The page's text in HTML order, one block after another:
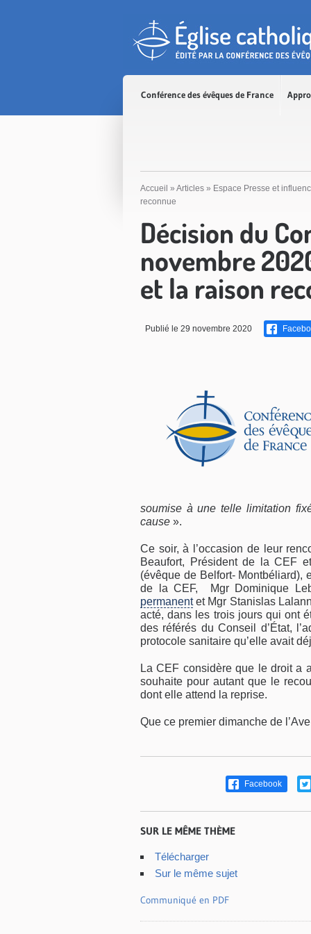
Conférence des évêques de France
Accueil » Articles » Espace Presse et
reconnue
Décision du
novembre
et la raison
Publié le 29 novembre 2020
soumise à une telle limitation
cause ».
Ce soir, à l’occasion de leur
Beaufort, Président de la CEF
(évêque de Belfort- Montbéliard),
de la CEF, Mgr Dominique
permanentet Mgr Stanislas
acté, dans les trois jours qui ont
des référés du Conseil d’État,
protocole sanitaire qu’elle avait
La CEF considère que le droit a
souhaite pour autant que le
dont elle attend la reprise.
Que ce premier dimanche de
Facebook
SUR LE MÊME THÈME
Télécharger
Sur le même sujet
Communiqué en PDF